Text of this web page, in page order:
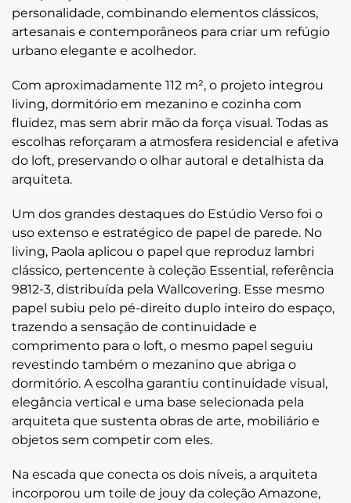
personalidade, combinando elementos clássicos,
artesanais e contemporâneos para criar um refúgio
urbano elegante e acolhedor.
Com aproximadamente 112 m², o projeto integrou
living, dormitório em mezanino e cozinha com
fluidez, mas sem abrir mão da força visual. Todas as
escolhas reforçaram a atmosfera residencial e afetiva
do loft, preservando o olhar autoral e detalhista da
arquiteta.
Um dos grandes destaques do Estúdio Verso foi o
uso extenso e estratégico de papel de parede. No
living, Paola aplicou o papel que reproduz lambri
clássico, pertencente à coleção Essential, referência
9812-3, distribuída pela Wallcovering. Esse mesmo
papel subiu pelo pé-direito duplo inteiro do espaço,
trazendo a sensação de continuidade e
comprimento para o loft, o mesmo papel seguiu
revestindo também o mezanino que abriga o
dormitório. A escolha garantiu continuidade visual,
elegância vertical e uma base selecionada pela
arquiteta que sustenta obras de arte, mobiliário e
objetos sem competir com eles.
Na escada que conecta os dois níveis, a arquiteta
incorporou um toile de jouy da coleção Amazone,